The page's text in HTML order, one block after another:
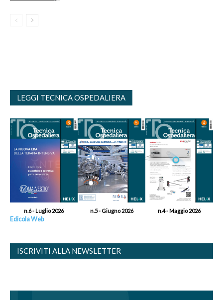
LEGGI TECNICA OSPEDALIERA
n.6 - Luglio 2026 n.5 - Giugno 2026 n.4 - Maggio 2026
Edicola Web
ISCRIVITI ALLA NEWSLETTER